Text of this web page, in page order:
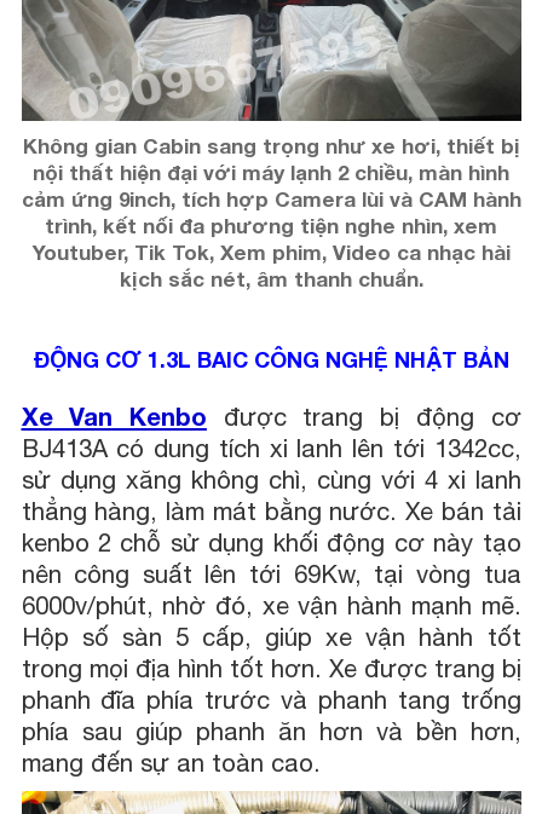
Không gian Cabin sang trọng như xe hơi, thiết bị
nội thất hiện đại với máy lạnh 2 chiều, màn hình
cảm ứng 9inch, tích hợp Camera lùi và CAM hành
trình, kết nối đa phương tiện nghe nhìn, xem
Youtuber, Tik Tok, Xem phim, Video ca nhạc hài
kịch sắc nét, âm thanh chuẩn.
ĐỘNG CƠ 1.3L BAIC CÔNG NGHỆ NHẬT BẢN
Xe Van Kenbo
được trang bị động cơ
BJ413A có dung tích xi lanh lên tới 1342cc,
sử dụng xăng không chì, cùng với 4 xi lanh
thẳng hàng, làm mát bằng nước. Xe bán tải
kenbo 2 chỗ sử dụng khối động cơ này tạo
nên công suất lên tới 69Kw, tại vòng tua
6000v/phút, nhờ đó, xe vận hành mạnh mẽ.
Hộp số sàn 5 cấp, giúp xe vận hành tốt
trong mọi địa hình tốt hơn. Xe được trang bị
phanh đĩa phía trước và phanh tang trống
phía sau giúp phanh ăn hơn và bền hơn,
mang đến sự an toàn cao.